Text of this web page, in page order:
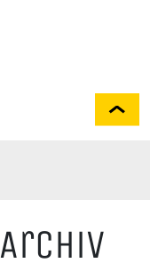
Archiv